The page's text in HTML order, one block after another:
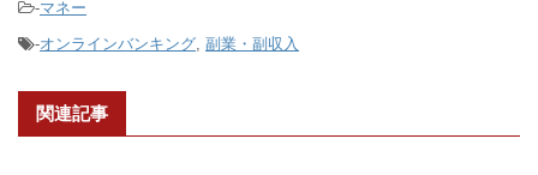
-マネー
-オンラインバンキング 副業・副収入
関連記事